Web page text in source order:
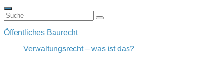
Öffentliches Baurecht
Verwaltungsrecht – was ist das?